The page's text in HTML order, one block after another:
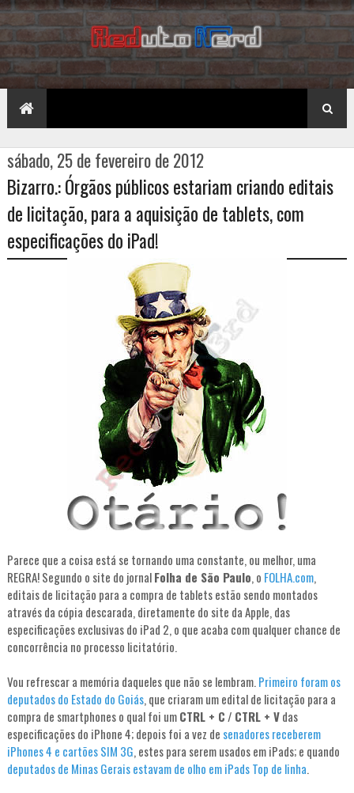
sábado, 25 de fevereiro de 2012
Bizarro.: Órgãos públicos estariam criando editais
de licitação, para a aquisição de tablets, com
especificações do iPad!
Parece que a coisa está se tornando uma constante, ou melhor, uma
REGRA! Segundo o site do jornalFolha de São Paulo, o FOLHA.com,
editais de licitação para a compra de tablets estão sendo montados
através da cópia descarada, diretamente do site da Apple, das
especificações exclusivas do iPad 2, o que acaba com qualquer chance de
concorrência no processo licitatório.
Vou refrescar a memória daqueles que não se lembram. Primeiro foram os
deputados do Estado do Goiás, que criaram um edital de licitação para a
compra de smartphones o qual foi umCTRL + C/ CTRL + Vdas
especificações do iPhone 4; depois foi a vez de senadores receberem
iPhones 4 e cartões SIM 3G, estes para serem usados em iPads; e quando
deputados de Minas Gerais estavam de olho em iPads Top de linha.